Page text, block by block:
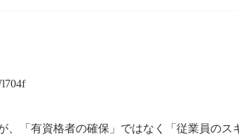
、「有資格者の確保」ではなく「従業員の